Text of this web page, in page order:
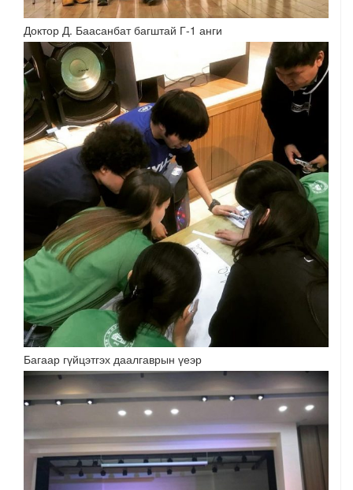
Доктор Д. Баасанбат багштай Г-1 анги
Багаар гүйцэтгэх даалгаврын үеэр